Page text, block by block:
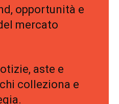
opportunità e
mercato
aste e
colleziona e